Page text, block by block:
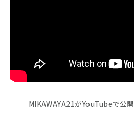
MIKAWAYA21がYouTubeで公開